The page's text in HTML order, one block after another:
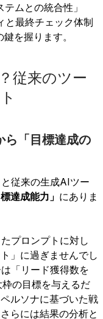
テムとの統合性」
と最終チェック体制
を握ります。
従来のツー
ら「目標達成の
と従来の生成AIツー
達成能力」 にありま
プロンプトに対し
」に過ぎませんでし
「リード獲得数を
の目標を与えるだ
ルソナに基づいた戦
らには結果の分析と